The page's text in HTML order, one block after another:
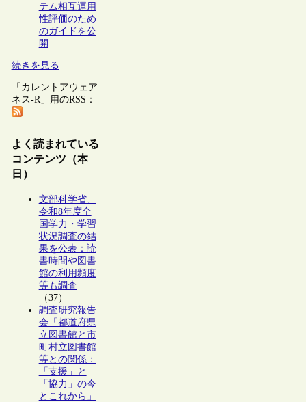
テム相互運用
性評価のため
のガイドを公
開
続きを見る
「カレントアウェア
ネス-R」用のRSS：
よく読まれている
コンテンツ（本
日）
文部科学省、
令和8年度全
国学力・学習
状況調査の結
果を公表：読
書時間や図書
館の利用頻度
等も調査
（37）
調査研究報告
会「都道府県
立図書館と市
町村立図書館
等との関係：
「支援」と
「協力」の今
とこれから」